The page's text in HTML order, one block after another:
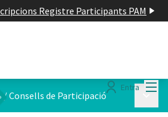
Registre Participants PAM
Entra
/Consells de Participació